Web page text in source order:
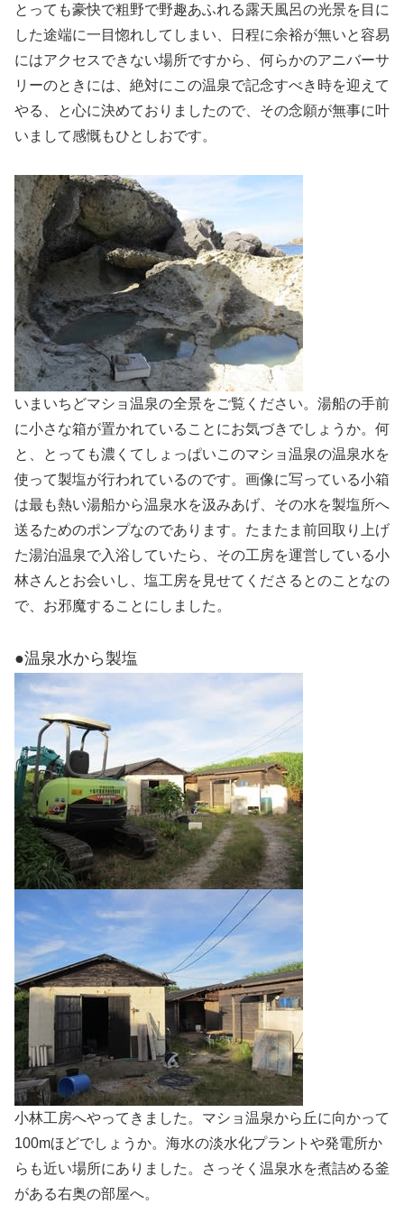
とっても豪快で粗野で野趣あふれる露天風呂の光景を目に
した途端に一目惚れしてしまい、日程に余裕が無いと容易
にはアクセスできない場所ですから、何らかのアニバーサ
リーのときには、絶対にこの温泉で記念すべき時を迎えて
やる、と心に決めておりましたので、その念願が無事に叶
いまして感慨もひとしおです。
いまいちどマショ温泉の全景をご覧ください。湯船の手前
に小さな箱が置かれていることにお気づきでしょうか。何
と、とっても濃くてしょっぱいこのマショ温泉の温泉水を
使って製塩が行われているのです。画像に写っている小箱
は最も熱い湯船から温泉水を汲みあげ、その水を製塩所へ
送るためのポンプなのであります。たまたま前回取り上げ
た湯泊温泉で入浴していたら、その工房を運営している小
林さんとお会いし、塩工房を見せてくださるとのことなの
で、お邪魔することにしました。
●温泉水から製塩
小林工房へやってきました。マショ温泉から丘に向かって
100mほどでしょうか。海水の淡水化プラントや発電所か
らも近い場所にありました。さっそく温泉水を煮詰める釜
がある右奥の部屋へ。